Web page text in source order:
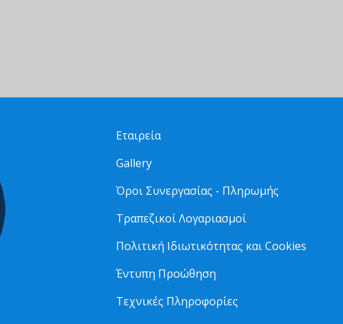
Εταιρεία
Gallery
Όροι Συνεργασίας - Πληρωμής
Τραπεζικοί Λογαριασμοί
Πολιτική Ιδιωτικότητας και Cookies
Έντυπη Προώθηση
Τεχνικές Πληροφορίες